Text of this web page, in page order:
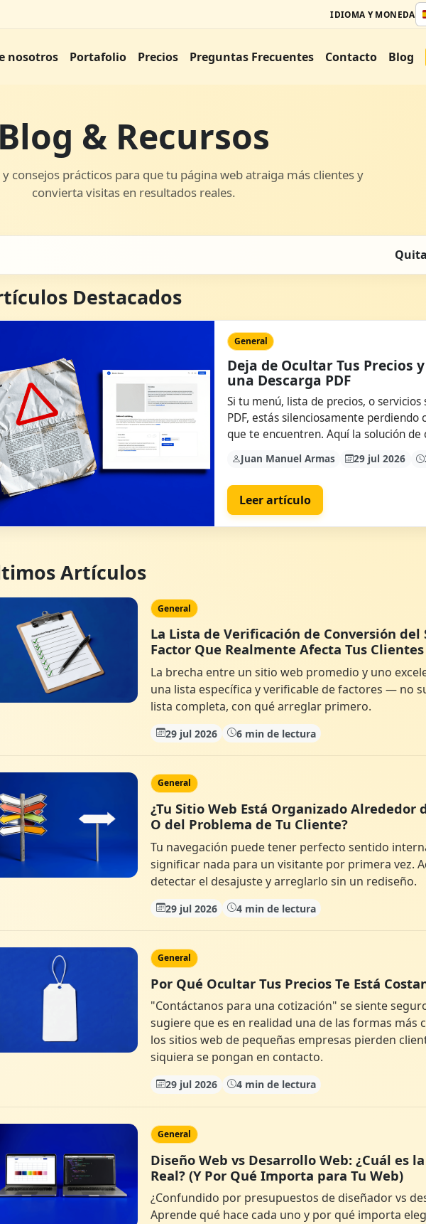
IDIOMA Y MONEDA
nosotros Portafolio Precios Preguntas Frecuentes Contacto Blog
Blog & Recursos
consejos prácticos para que tu página web atraiga más clientes y
convierta visitas en resultados reales.
Destacados
General
Deja de Ocultar Tus Precios
una Descarga PDF
Si tu menú, lista de precios, o
PDF, estás silenciosamente perdiendo
que te encuentren. Aquí la solución de
Juan Manuel Armas 29 jul 2026
Leer artículo
Artículos
General
La Lista de Verificación de Conversión del
Factor Que Realmente Afecta Tus
La brecha entre un sitio web promedio y uno
una lista específica y verificable de factores — no
lista completa, con qué arreglar primero.
29 jul 2026 6 min de lectura
General
¿Tu Sitio Web Está Organizado Alrededor
O del Problema de Tu Cliente?
Tu navegación puede tener perfecto sentido
significar nada para un visitante por primera vez.
detectar el desajuste y arreglarlo sin un rediseño.
29 jul 2026 4 min de lectura
General
Por Qué Ocultar Tus Precios Te Está
"Contáctanos para una cotización" se siente
sugiere que es en realidad una de las formas más
los sitios web de pequeñas empresas pierden
siquiera se pongan en contacto.
29 jul 2026 4 min de lectura
General
Diseño Web vs Desarrollo Web: ¿Cuál es
Real? (Y Por Qué Importa para Tu Web)
¿Confundido por presupuestos de diseñador vs
Aprende qué hace cada uno y por qué importa